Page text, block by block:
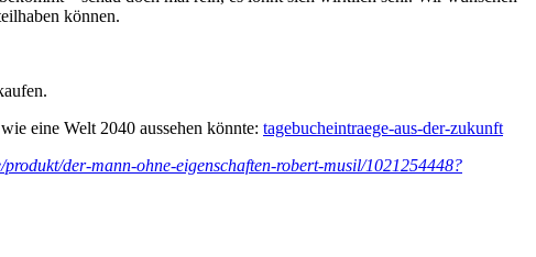
können.
eine Welt 2040 aussehen könnte: tagebucheintraege-aus-der-zukunft
der-mann-ohne-eigenschaften-robert-musil/1021254448?